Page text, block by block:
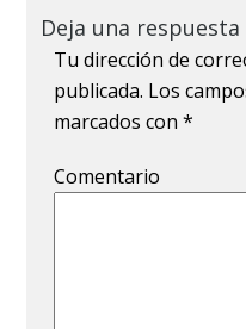
Deja una respuesta
Tu dirección de
publicada. Los
marcados con*
Comentario